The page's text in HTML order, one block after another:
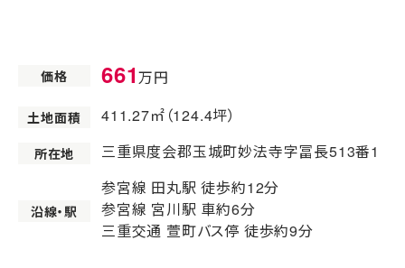
価格 661万円
土地面積 411.27㎡（124.4坪）
所在地 三重県度会郡玉城町妙法寺字冨長513番1
沿線・駅
参宮線 田丸駅 徒歩約12分
参宮線 宮川駅 車約6分
三重交通 萱町バス停 徒歩約9分